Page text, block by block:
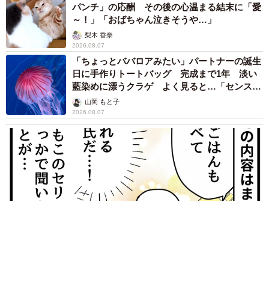
パンチ」の応酬 その後の心温まる結末に「愛
～！」「おばちゃん泣きそうや…」
梨木 香奈
2026.08.07
「ちょっとババロアみたい」パートナーの誕生
日に手作りトートバッグ 完成まで1年 淡い
藍染めに漂うクラゲ よく見ると…「センスす
ごい」山岡 もと子
2026.08.07